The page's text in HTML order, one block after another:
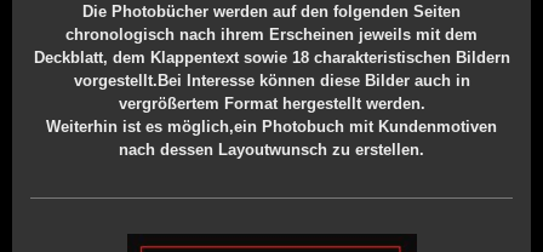
Die Photobücher werden auf den folgenden Seiten
chronologisch nach ihrem Erscheinen jeweils mit dem
Deckblatt, dem Klappentext sowie 18 charakteristischen Bildern
vorgestellt.Bei Interesse können diese Bilder auch in
vergrößertem Format hergestellt werden.
Weiterhin ist es möglich,ein Photobuch mit Kundenmotiven
nach dessen Layoutwunsch zu erstellen.